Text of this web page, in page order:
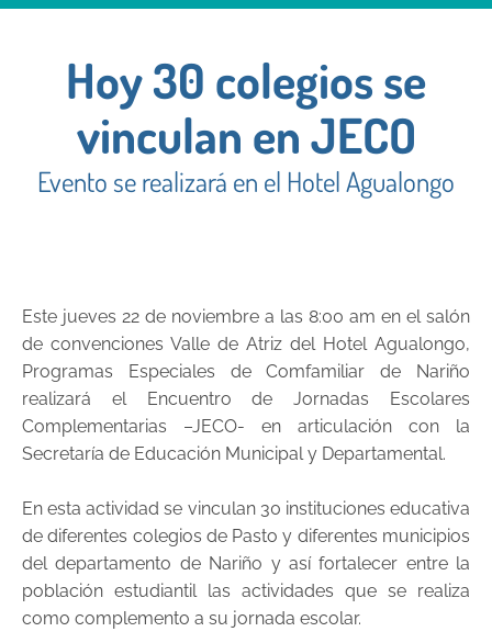
Hoy 30 colegios se
vinculan en JECO
Evento se realizará en el Hotel Agualongo
Este jueves 22 de noviembre a las 8:00 am en el salón
de convenciones Valle de Atriz del Hotel Agualongo,
Programas Especiales de Comfamiliar de Nariño
realizará el Encuentro de Jornadas Escolares
Complementarias –JECO- en articulación con la
Secretaría de Educación Municipal y Departamental.
En esta actividad se vinculan 30 instituciones educativa
de diferentes colegios de Pasto y diferentes municipios
del departamento de Nariño y así fortalecer entre la
población estudiantil las actividades que se realiza
como complemento a su jornada escolar.